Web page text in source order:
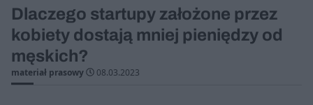
Dlaczego startupy założone przez
kobiety dostają mniej pieniędzy od
męskich?
materiał prasowy 08.03.2023